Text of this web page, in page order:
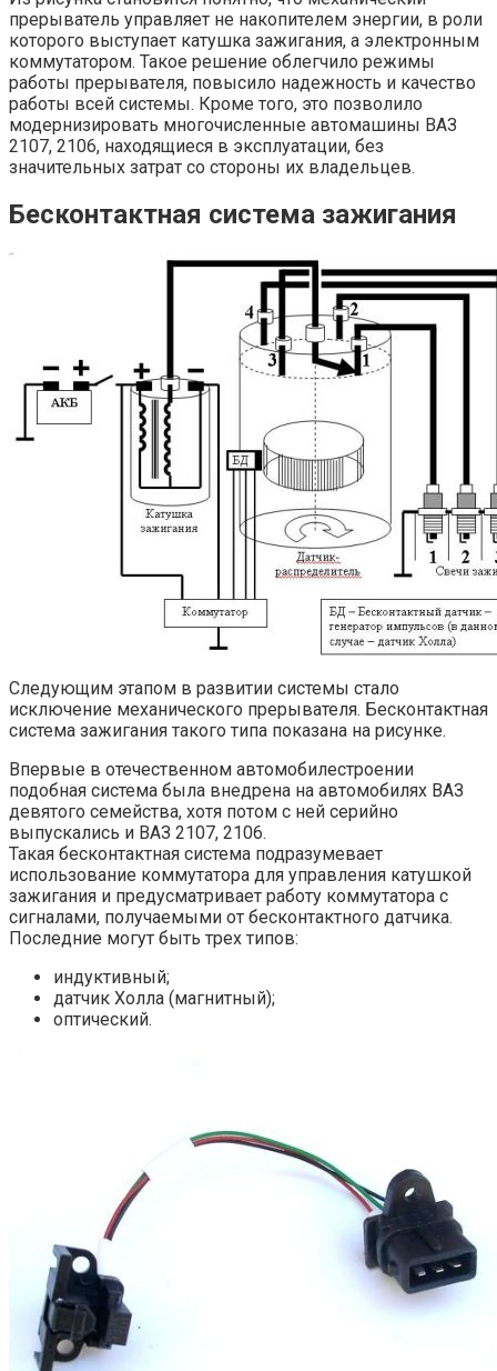
прерыватель управляет не накопителем энергии, в роли
которого выступает катушка зажигания, а электронным
коммутатором. Такое решение облегчило режимы
работы прерывателя, повысило надежность и качество
работы всей системы. Кроме того, это позволило
модернизировать многочисленные автомашины ВАЗ
2107, 2106, находящиеся в эксплуатации, без
значительных затрат со стороны их владельцев.
Бесконтактная система зажигания
Следующим этапом в развитии системы стало
исключение механического прерывателя. Бесконтактная
система зажигания такого типа показана на рисунке.
Впервые в отечественном автомобилестроении
подобная система была внедрена на автомобилях ВАЗ
девятого семейства, хотя потом с ней серийно
выпускались и ВАЗ 2107, 2106.
Такая бесконтактная система подразумевает
использование коммутатора для управления катушкой
зажигания и предусматривает работу коммутатора с
сигналами, получаемыми от бесконтактного датчика.
Последние могут быть трех типов:
индуктивный;
датчик Холла (магнитный);
оптический.